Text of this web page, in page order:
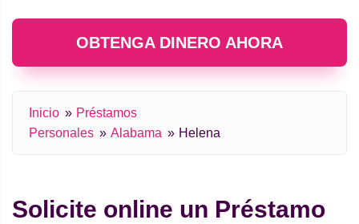
OBTENGA DINERO AHORA
Inicio
Préstamos
Personales
Alabama Helena
Solicite online un Préstamo